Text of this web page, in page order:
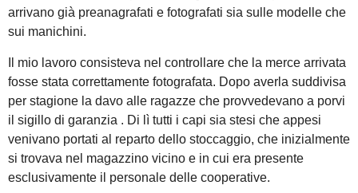
arrivano già preanagrafati e fotografati sia sulle modelle che
sui manichini.
Il mio lavoro consisteva nel controllare che la merce arrivata
fosse stata correttamente fotografata. Dopo averla suddivisa
per stagione la davo alle ragazze che provvedevano a porvi
il sigillo di garanzia . Di lì tutti i capi sia stesi che appesi
venivano portati al reparto dello stoccaggio, che inizialmente
si trovava nel magazzino vicino e in cui era presente
esclusivamente il personale delle cooperative.